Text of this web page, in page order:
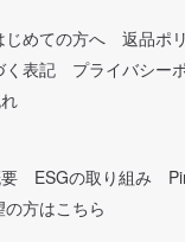
じめての方へ 返品ポ
く表記
プライバシー
ESGの取り組み
の方はこちら